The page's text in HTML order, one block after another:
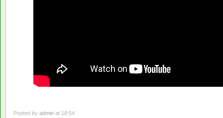
Posted by admin at 18:54